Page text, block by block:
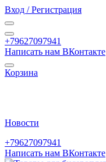
Вход / Регистрация
+79627097941
Написать нам ВКонтакте
Корзина
Новости
+79627097941
Написать нам ВКонтакте